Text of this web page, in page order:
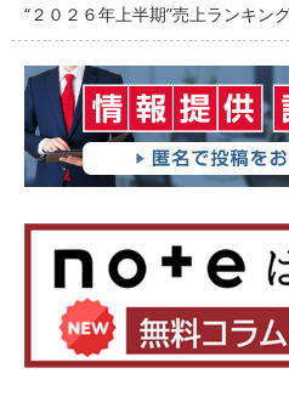
“２０２６年上半期”売上ランキン